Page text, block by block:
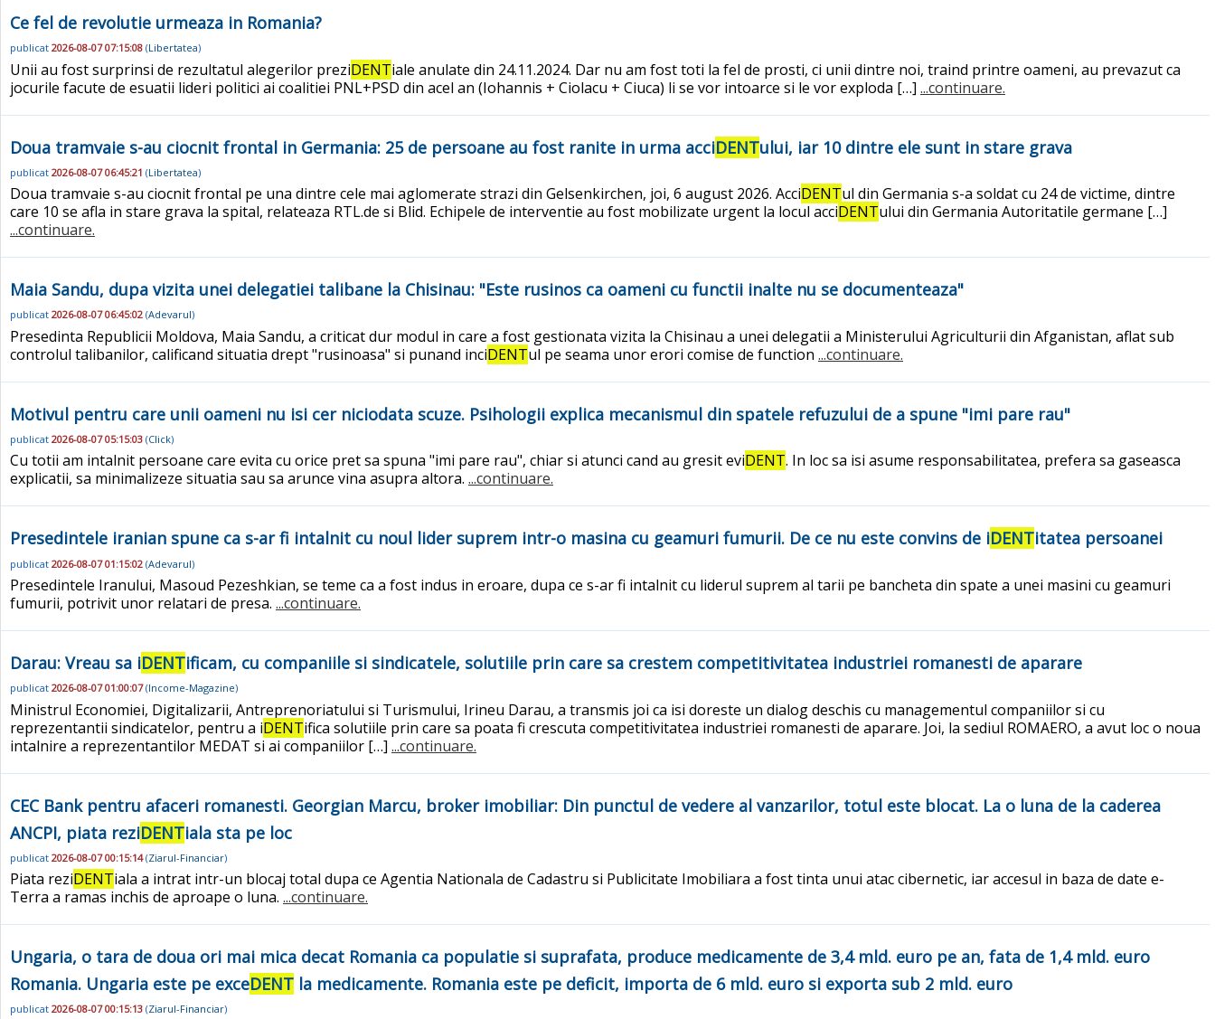
Ce fel de revolutie urmeaza in Romania?
publicat 2026-08-07 07:15:08 (Libertatea)
Unii au fost surprinsi de rezultatul alegerilor preziDENTiale anulate din 24.11.2024. Dar nu am fost toti la fel de prosti, ci unii dintre noi, traind printre oameni, au prevazut ca
jocurile facute de esuatii lideri politici ai coalitiei PNL+PSD din acel an (Iohannis + Ciolacu + Ciuca) li se vor intoarce si le vor exploda […] ...continuare.
Doua tramvaie s-au ciocnit frontal in Germania: 25 de persoane au fost ranite in urma acciDENTului, iar 10 dintre ele sunt in stare grava
publicat 2026-08-07 06:45:21 (Libertatea)
Doua tramvaie s-au ciocnit frontal pe una dintre cele mai aglomerate strazi din Gelsenkirchen, joi, 6 august 2026. AcciDENTul din Germania s-a soldat cu 24 de victime, dintre
care 10 se afla in stare grava la spital, relateaza RTL.de si Blid. Echipele de interventie au fost mobilizate urgent la locul acciDENTului din Germania Autoritatile germane […]
...continuare.
Maia Sandu, dupa vizita unei delegatiei talibane la Chisinau: "Este rusinos ca oameni cu functii inalte nu se documenteaza"
publicat 2026-08-07 06:45:02 (Adevarul)
Presedinta Republicii Moldova, Maia Sandu, a criticat dur modul in care a fost gestionata vizita la Chisinau a unei delegatii a Ministerului Agriculturii din Afganistan, aflat sub
controlul talibanilor, calificand situatia drept "rusinoasa" si punand inciDENTul pe seama unor erori comise de function ...continuare.
Motivul pentru care unii oameni nu isi cer niciodata scuze. Psihologii explica mecanismul din spatele refuzului de a spune "imi pare rau"
publicat 2026-08-07 05:15:03 (Click)
Cu totii am intalnit persoane care evita cu orice pret sa spuna "imi pare rau", chiar si atunci cand au gresit eviDENT. In loc sa isi asume responsabilitatea, prefera sa gaseasca
explicatii, sa minimalizeze situatia sau sa arunce vina asupra altora. ...continuare.
Presedintele iranian spune ca s-ar fi intalnit cu noul lider suprem intr-o masina cu geamuri fumurii. De ce nu este convins de iDENTitatea persoanei
publicat 2026-08-07 01:15:02 (Adevarul)
Presedintele Iranului, Masoud Pezeshkian, se teme ca a fost indus in eroare, dupa ce s-ar fi intalnit cu liderul suprem al tarii pe bancheta din spate a unei masini cu geamuri
fumurii, potrivit unor relatari de presa. ...continuare.
Darau: Vreau sa iDENTificam, cu companiile si sindicatele, solutiile prin care sa crestem competitivitatea industriei romanesti de aparare
publicat 2026-08-07 01:00:07(Income-Magazine)
Ministrul Economiei, Digitalizarii, Antreprenoriatului si Turismului, Irineu Darau, a transmis joi ca isi doreste un dialog deschis cu managementul companiilor si cu
reprezentantii sindicatelor, pentru a iDENTifica solutiile prin care sa poata fi crescuta competitivitatea industriei romanesti de aparare. Joi, la sediul ROMAERO, a avut loc o noua
intalnire a reprezentantilor MEDAT si ai companiilor […] ...continuare.
CEC Bank pentru afaceri romanesti. Georgian Marcu, broker imobiliar: Din punctul de vedere al vanzarilor, totul este blocat. La o luna de la caderea
ANCPI, piata reziDENTiala sta pe loc
publicat 2026-08-07 00:15:14(Ziarul-Financiar)
Piata reziDENTiala a intrat intr-un blocaj total dupa ce Agentia Nationala de Cadastru si Publicitate Imobiliara a fost tinta unui atac cibernetic, iar accesul in baza de date e-
Terra a ramas inchis de aproape o luna. ...continuare.
Ungaria, o tara de doua ori mai mica decat Romania ca populatie si suprafata, produce medicamente de 3,4 mld. euro pe an, fata de 1,4 mld. euro
Romania. Ungaria este pe exceDENT la medicamente. Romania este pe deficit, importa de 6 mld. euro si exporta sub 2 mld. euro
publicat 2026-08-07 00:15:13 (Ziarul-Financiar)